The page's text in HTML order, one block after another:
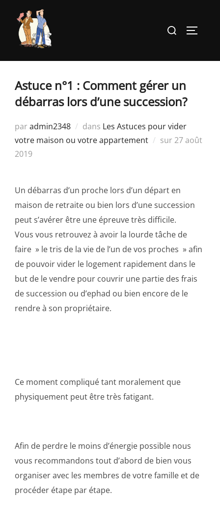
contenu
Rechercher :
Astuce n°1 : Comment gérer un
débarras lors d’une succession?
par admin2348 dans Les Astuces pour vider
votre maison ou votre appartement
sur Publié
27 août
2019
Un débarras d’un proche lors d’un départ en
maison de retraite ou bien lors d’une succession
peut s’avérer être une épreuve très difficile.
Vous vous retrouvez à avoir la lourde tâche de
faire » le tris de la vie de l’un de vos proches » afin
de pouvoir vider le logement rapidement dans le
but de le vendre pour couvrir une partie des frais
de succession ou d’ephad ou bien encore de le
rendre à son propriétaire.
Ce moment compliqué tant moralement que
physiquement peut être très fatigant.
Afin de perdre le moins d’énergie possible nous
vous recommandons tout d’abord de bien vous
organiser avec les membres de votre famille et de
procéder étape par étape.